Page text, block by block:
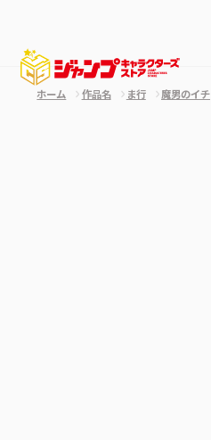
ホーム 作品名 ま行 魔男のイチ